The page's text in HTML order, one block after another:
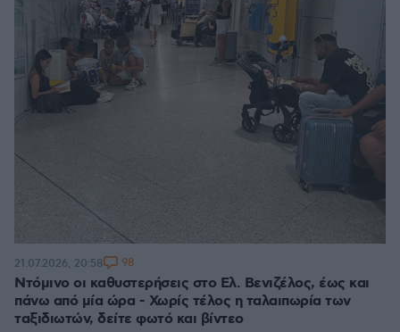
Ντόμινο οι καθυστερήσεις στο Ελ. Βενιζέλος, έως και
πάνω από μία ώρα - Χωρίς τέλος η ταλαιπωρία των
ταξιδιωτών, δείτε φωτό και βίντεο
21.07.2026, 20:58 98